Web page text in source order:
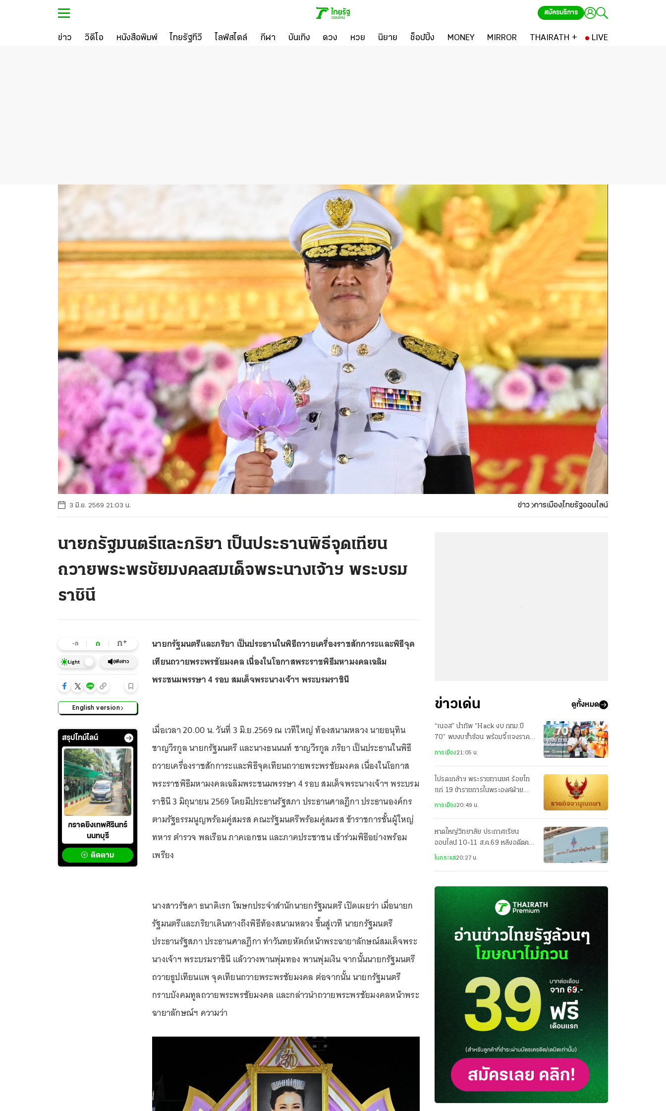
สมัครบริการ
ข่าว วิดีโอ หนังสือพิมพ์ ไทยรัฐทีวี ไลฟ์สไตล์ กีฬา บันเทิง ดวง หวย นิยาย ช็อปปิ้ง MONEY MIRROR THAIRATH + LIVE
3 มิ.ย. 2569 21:03 น. ข่าว การเมืองไทยรัฐออนไลน์
นายกรัฐมนตรีและภริยา เป็นประธานพิธีจุดเทียน
ถวายพระพรชัยมงคลสมเด็จพระนางเจ้าฯ พระบรม
ราชินี
-ก ก ก+
Light ฟังข่าว
English version
สรุปไทม์ไลน์
กราดยิงเทพศิรินทร์
นนทบุรี
ติดตาม
นายกรัฐมนตรีและภริยา เป็นประธานในพิธีถวายเครื่องราชสักการะและพิธีจุด
เทียนถวายพระพรชัยมงคล เนื่องในโอกาสพระราชพิธีมหามงคลเฉลิม
พระชนมพรรษา 4 รอบ สมเด็จพระนางเจ้าฯ พระบรมราชินี
เมื่อเวลา 20.00 น. วันที่ 3 มิ.ย.2569 ณ เวทีใหญ่ ท้องสนามหลวง นายอนุทิน
ชาญวีรกูล นายกรัฐมนตรี และนางธนนนท์ ชาญวีรกูล ภริยา เป็นประธานในพิธี
ถวายเครื่องราชสักการะและพิธีจุดเทียนถวายพระพรชัยมงคล เนื่องในโอกาส
พระราชพิธีมหามงคลเฉลิมพระชนมพรรษา 4 รอบ สมเด็จพระนางเจ้าฯ พระบรม
ราชินี 3 มิถุนายน 2569 โดยมีประธานรัฐสภา ประธานศาลฎีกา ประธานองค์กร
ตามรัฐธรรมนูญพร้อมคู่สมรส คณะรัฐมนตรีพร้อมคู่สมรส ข้าราชการชั้นผู้ใหญ่
ทหาร ตำรวจ พลเรือน ภาคเอกชน และภาคประชาชน เข้าร่วมพิธีอย่างพร้อม
เพรียง
นางสาวรัชดา ธนาดิเรก โฆษกประจำสำนักนายกรัฐมนตรี เปิดเผยว่า เมื่อนายก
รัฐมนตรีและภริยาเดินทางถึงพิธีท้องสนามหลวง ขึ้นสู่เวที นายกรัฐมนตรี
ประธานรัฐสภา ประธานศาลฎีกา ทำวันทยหัตถ์หน้าพระฉายาลักษณ์สมเด็จพระ
นางเจ้าฯ พระบรมราชินี แล้ววางพานพุ่มทอง พานพุ่มเงิน จากนั้นนายกรัฐมนตรี
ถวายธูปเทียนแพ จุดเทียนถวายพระพรชัยมงคล ต่อจากนั้น นายกรัฐมนตรี
กราบบังคมทูลถวายพระพรชัยมงคล และกล่าวนำถวายพระพรชัยมงคลหน้าพระ
ฉายาลักษณ์ฯ ความว่า
ข่าวเด่น ดูทั้งหมด
“เนอส” นำทัพ “Hack งบ กทม.ปี
70” พบงบซ้ำซ้อน พร้อมจี้แจงราคา
ครุภัณฑ์
การเมือง21:05 น.
โปรดเกล้าฯ พระราชทานยศ ร้อยโท
แก่ 19 ข้าราชการในพระองค์ฝ่าย
ทหาร
การเมือง20:49 น.
หาดใหญ่วิทยาลัย ประกาศเรียน
ออนไลน์ 10-11 ส.ค.69 หลังอดีตครู
ต่างชาติขู่ยิง
ในกระแส20:27 น.